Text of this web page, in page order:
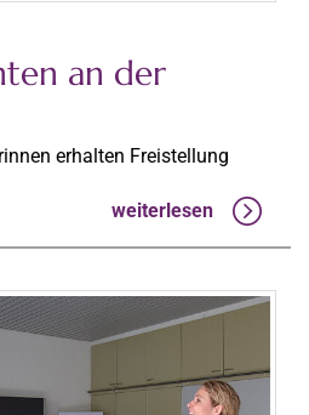
an der
erhalten Freistellung
weiterlesen